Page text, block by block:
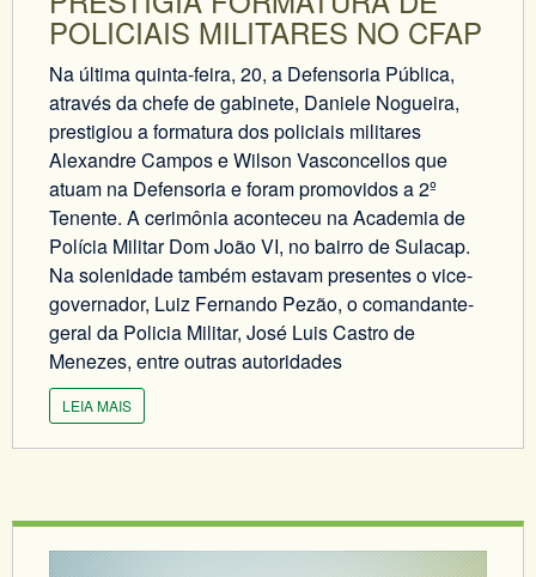
POLICIAIS MILITARES NO CFAP
Na última quinta-feira, 20, a Defensoria Pública,
através da chefe de gabinete, Daniele Nogueira,
prestigiou a formatura dos policiais militares
Alexandre Campos e Wilson Vasconcellos que
atuam na Defensoria e foram promovidos a 2º
Tenente. A cerimônia aconteceu na Academia de
Polícia Militar Dom João VI, no bairro de Sulacap.
Na solenidade também estavam presentes o vice-
governador, Luiz Fernando Pezão, o comandante-
geral da Policia Militar, José Luis Castro de
Menezes, entre outras autoridades
LEIA MAIS